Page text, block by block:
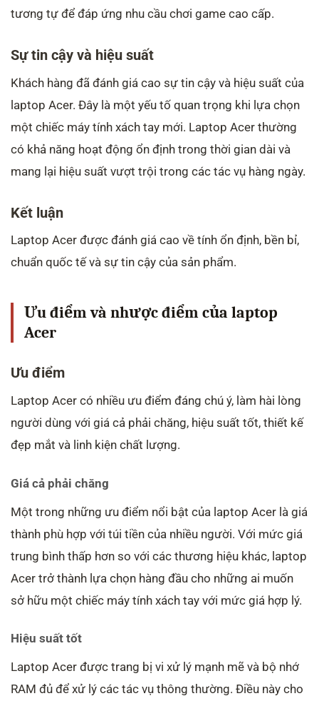
tương tự để đáp ứng nhu cầu chơi game cao cấp.
Sự tin cậy và hiệu suất
Khách hàng đã đánh giá cao sự tin cậy và hiệu suất của
laptop Acer. Đây là một yếu tố quan trọng khi lựa chọn
một chiếc máy tính xách tay mới. Laptop Acer thường
có khả năng hoạt động ổn định trong thời gian dài và
mang lại hiệu suất vượt trội trong các tác vụ hàng ngày.
Kết luận
Laptop Acer được đánh giá cao về tính ổn định, bền bỉ,
chuẩn quốc tế và sự tin cậy của sản phẩm.
Ưu điểm và nhược điểm của laptop
Acer
Ưu điểm
Laptop Acer có nhiều ưu điểm đáng chú ý, làm hài lòng
người dùng với giá cả phải chăng, hiệu suất tốt, thiết kế
đẹp mắt và linh kiện chất lượng.
Giá cả phải chăng
Một trong những ưu điểm nổi bật của laptop Acer là giá
thành phù hợp với túi tiền của nhiều người. Với mức giá
trung bình thấp hơn so với các thương hiệu khác, laptop
Acer trở thành lựa chọn hàng đầu cho những ai muốn
sở hữu một chiếc máy tính xách tay với mức giá hợp lý.
Hiệu suất tốt
Laptop Acer được trang bị vi xử lý mạnh mẽ và bộ nhớ
RAM đủ để xử lý các tác vụ thông thường. Điều này cho